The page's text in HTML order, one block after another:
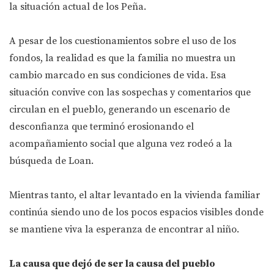
la situación actual de los Peña.
A pesar de los cuestionamientos sobre el uso de los
fondos, la realidad es que la familia no muestra un
cambio marcado en sus condiciones de vida. Esa
situación convive con las sospechas y comentarios que
circulan en el pueblo, generando un escenario de
desconfianza que terminó erosionando el
acompañamiento social que alguna vez rodeó a la
búsqueda de Loan.
Mientras tanto, el altar levantado en la vivienda familiar
continúa siendo uno de los pocos espacios visibles donde
se mantiene viva la esperanza de encontrar al niño.
La causa que dejó de ser la causa del pueblo